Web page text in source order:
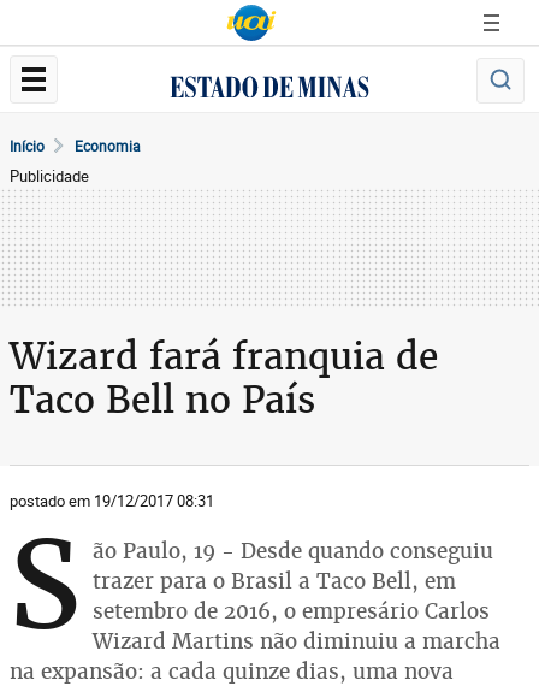
Início Economia
Publicidade
Wizard fará franquia de
Taco Bell no País
postado em 19/12/2017 08:31
S ão Paulo, 19 - Desde quando conseguiu
trazer para o Brasil a Taco Bell, em
setembro de 2016, o empresário Carlos
Wizard Martins não diminuiu a marcha
na expansão: a cada quinze dias, uma nova